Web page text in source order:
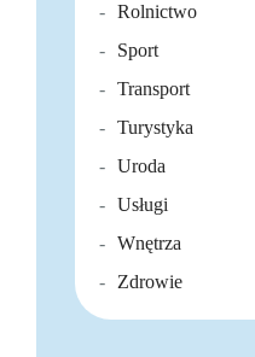
Rolnictwo
Sport
Transport
Turystyka
Uroda
Usługi
Wnętrza
Zdrowie